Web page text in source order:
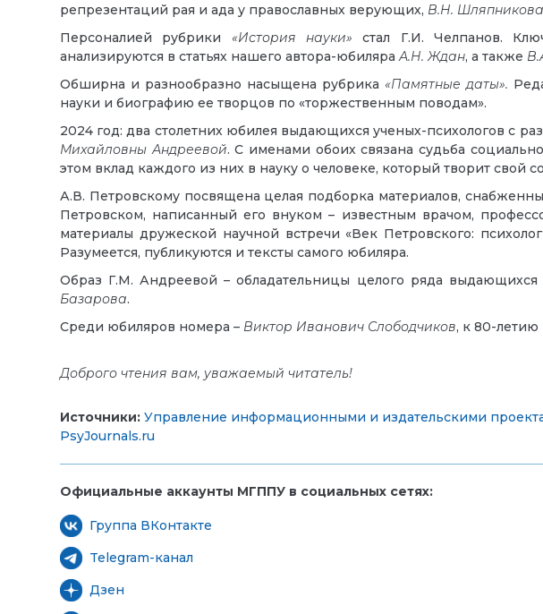
репрезентаций рая и ада у православных верующих, В.Н. Шляпникова
Персоналией рубрики «История науки» стал Г.И. Челпанов.
анализируются в статьях нашего автора-юбиляраА.Н. Ждан, а также
Обширна и разнообразно насыщена рубрика«Памятные даты».
науки и биографию ее творцов по «торжественным поводам».
2024 год: два столетних юбилея выдающихся ученых-психологов с
Михайловны Андреевой. С именами обоих связана судьба
этом вклад каждого из них в науку о человеке, который творит
А.В. Петровскому посвящена целая подборка материалов,
Петровском, написанный его внуком – известным врачом,
материалы дружеской научной встречи «Век Петровского:
Разумеется, публикуются и тексты самого юбиляра.
Образ Г.М. Андреевой – обладательницы целого ряда выдающихся
Базарова.
Среди юбиляров номера – Виктор Иванович Слободчиков, к 80-летию
Доброго чтения вам, уважаемый читатель!
Источники: Управление информационными и издательскими
PsyJournals.ru
Официальные аккаунты МГППУ в социальных сетях:
Группа ВКонтакте
Telegram-канал
Дзен